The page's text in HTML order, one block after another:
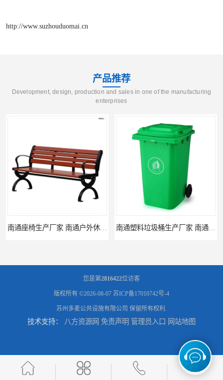
http://www.suzhouduomai.cn
产品推荐
Development, design, production and sales in one of the manufacturing
enterprises
南通座椅生产厂家 南通户外休闲椅制品厂 南通公园座椅定制价格 南通塑料垃圾桶生产厂家 南通塑料分类垃圾桶定做 南通小区垃圾桶批发价格
连云港分类垃圾桶生产厂 连云港塑料垃圾桶 制品厂 连云港景区垃圾桶定做 连云港垃圾收集房生产厂家 连云港分类垃圾房定做 连云港不锈钢垃圾屋制品厂
您是第2816422位访客
版权所有 ©2026-08-07 苏ICP备17010742号-4
苏州多麦公共设施有限公司 保留所有权利.
技术支持： 八方资源网 免责声明 管理员入口 网站地图